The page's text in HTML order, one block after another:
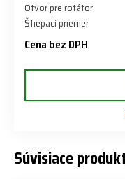
Otvor pre rotátor
Štiepací priemer
Cena bez DPH
Súvisiace